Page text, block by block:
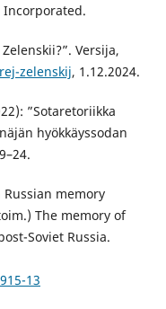
Incorporated.
Versija,
zelenskij, 1.12.2024.
”Sotaretoriikka
hyökkäyssodan
Russian memory
The memory of
Soviet Russia.
13